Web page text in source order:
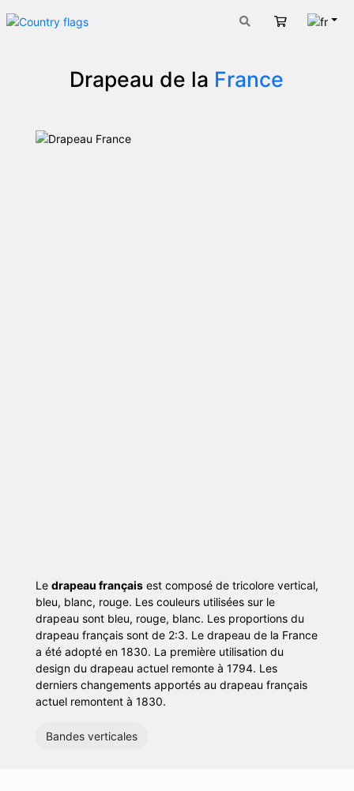
Panier
Drapeau de la France
Le drapeau françaisest composé de tricolore vertical,
bleu, blanc, rouge. Les couleurs utilisées sur le
drapeau sont bleu, rouge, blanc. Les proportions du
drapeau français sont de 2:3. Le drapeau de la France
a été adopté en 1830. La première utilisation du
design du drapeau actuel remonte à 1794. Les
derniers changements apportés au drapeau français
actuel remontent à 1830.
Bandes verticales